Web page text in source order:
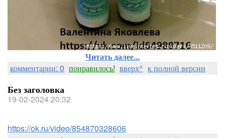
Читать далее...
комментарии: 0 понравилось! вверх^ к полной версии
Без заголовка
19-02-2024 20:32
https://ok.ru/video/854870328606